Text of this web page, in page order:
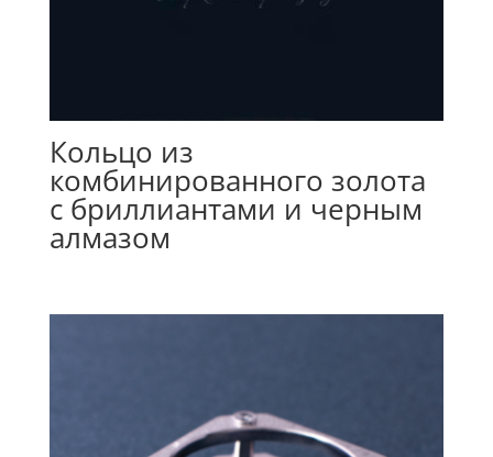
Кольцо из
комбинированного золота
с бриллиантами и черным
алмазом